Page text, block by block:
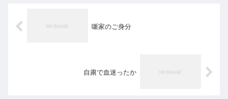
噺家のご身分
自粛で血迷ったか